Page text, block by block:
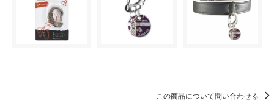
この商品について問い合わせる